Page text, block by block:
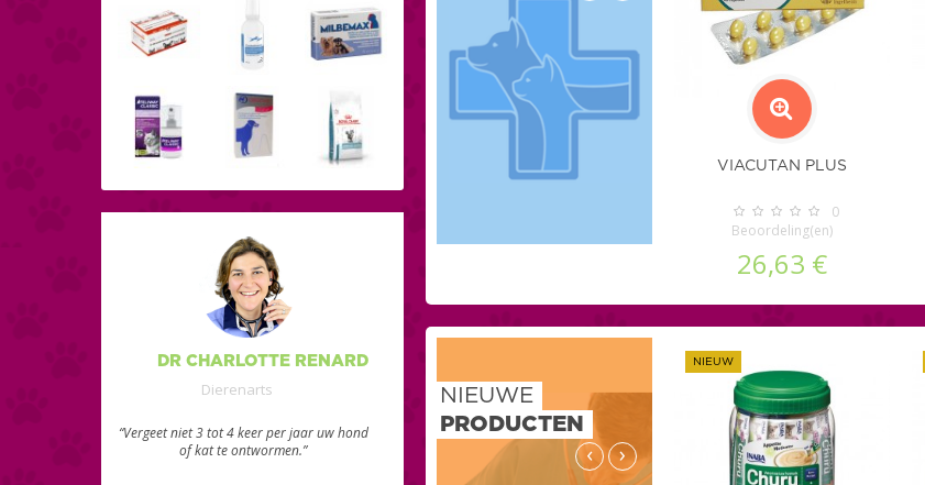
DR CHARLOTTE RENARD
Dierenarts
“Vergeet niet 3 tot 4 keer per jaar uw hond
of kat te ontwormen.”
VIACUTAN PLUS
0
Beoordeling(en)
26,63 €
NIEUWE
PRODUCTEN
‹ ›
NIEUW